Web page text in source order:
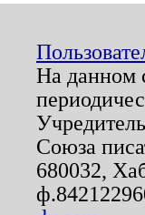
На данном
Союза
680032,